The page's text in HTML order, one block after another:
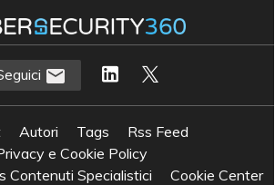
Autori Tags
Rss Feed
e Cookie Policy
Contenuti Specialistici
Cookie Center